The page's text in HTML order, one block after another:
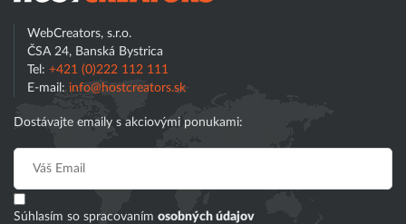
WebCreators, s.r.o.
ČSA 24, Banská Bystrica
Tel: +421 (0)222 112 111
E-mail: info@hostcreators.sk
Dostávajte emaily s akciovými ponukami:
Súhlasím so spracovaním osobných údajov